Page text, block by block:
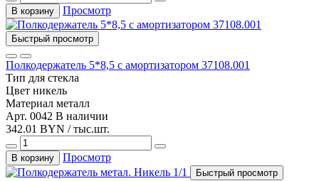
В корзину Просмотр
Быстрый просмотр
Полкодержатель 5*8,5 с амортизатором 37108.001
Тип для стекла
Цвет никель
Материал металл
Арт. 0042 В наличии
342.01 BYN / тыс.шт.
В корзину Просмотр
Быстрый просмотр